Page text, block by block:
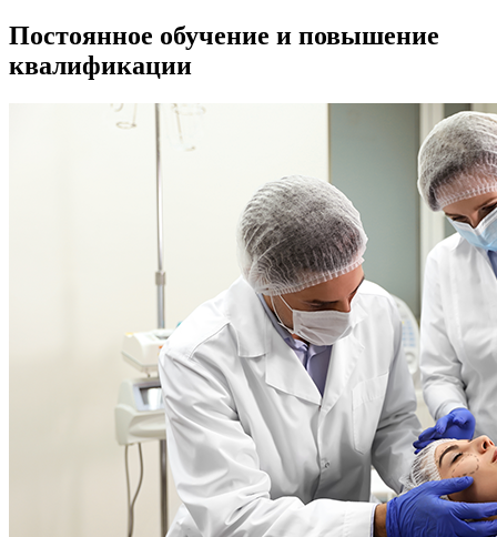
Постоянное обучение и повышение
квалификации